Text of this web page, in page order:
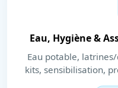
Eau, Hygiène &
Eau potable,
kits, sensibilisation,